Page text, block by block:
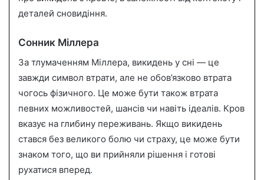
деталей сновидіння.
Сонник Міллера
За тлумаченням Міллера, викидень у сні — це
завжди символ втрати, але не обов’язково втрата
чогось фізичного. Це може бути також втрата
певних можливостей, шансів чи навіть ідеалів. Кров
вказує на глибину переживань. Якщо викидень
стався без великого болю чи страху, це може бути
знаком того, що ви прийняли рішення і готові
рухатися вперед.